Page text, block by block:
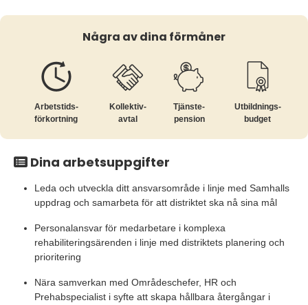
Några av dina förmåner
Arbetstids­
förkortning
Kollektiv­
avtal
Tjänste­
pension
Utbildnings­
budget
Dina arbetsuppgifter
Leda och utveckla ditt ansvarsområde i linje med Samhalls
uppdrag och samarbeta för att distriktet ska nå sina mål
Personalansvar för medarbetare i komplexa
rehabiliteringsärenden i linje med distriktets planering och
prioritering
Nära samverkan med Områdeschefer, HR och
Prehabspecialist i syfte att skapa hållbara återgångar i